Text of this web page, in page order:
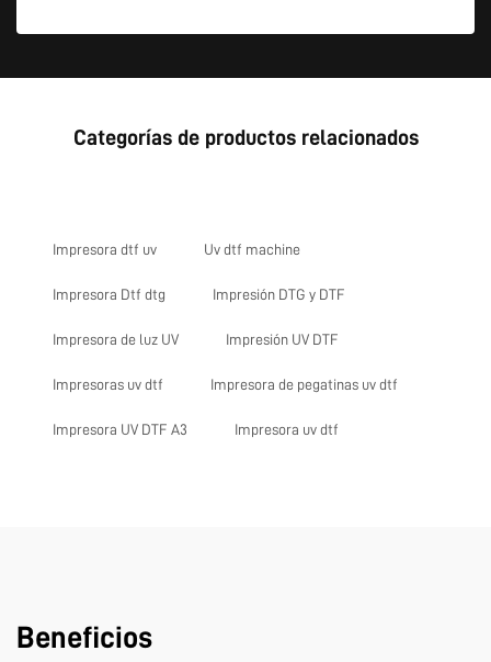
Categorías de productos relacionados
Impresora dtf uv Uv dtf machine
Impresora Dtf dtg Impresión DTG y DTF
Impresora de luz UV Impresión UV DTF
Impresoras uv dtf Impresora de pegatinas uv dtf
Impresora UV DTF A3 Impresora uv dtf
Beneficios